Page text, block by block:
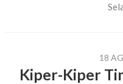
18
Kiper-Kiper